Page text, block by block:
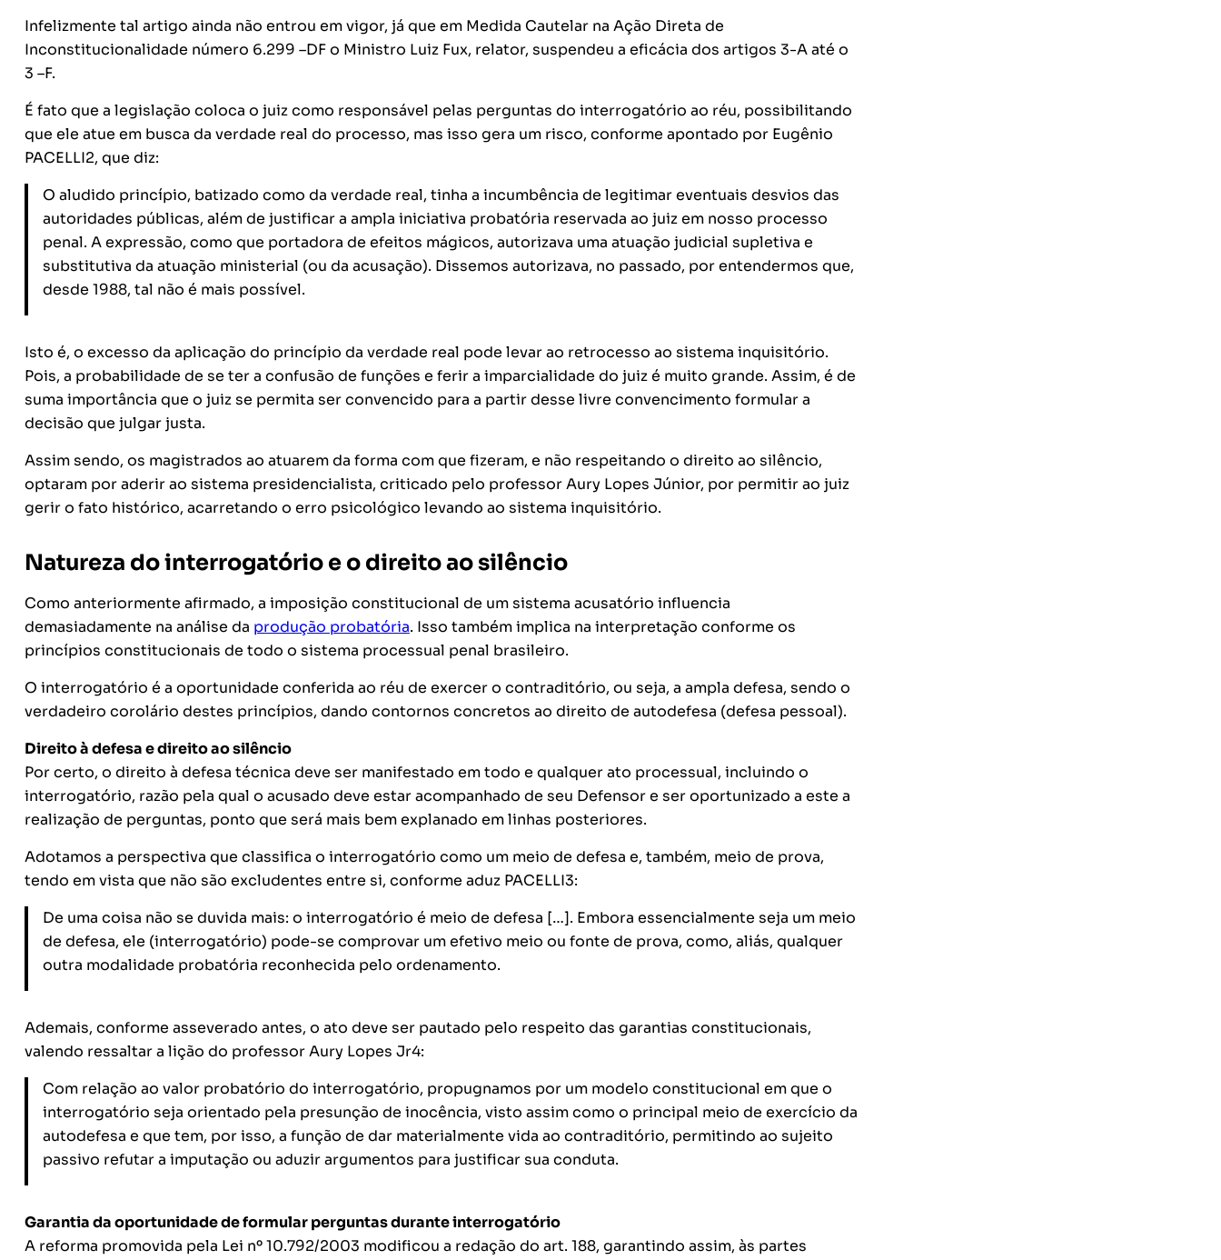
Infelizmente tal artigo ainda não entrou em vigor, já que em Medida Cautelar na Ação Direta de
Inconstitucionalidade número 6.299 –DF o Ministro Luiz Fux, relator, suspendeu a eficácia dos artigos 3-A até o
3 –F.
É fato que a legislação coloca o juiz como responsável pelas perguntas do interrogatório ao réu, possibilitando
que ele atue em busca da verdade real do processo, mas isso gera um risco, conforme apontado por Eugênio
PACELLI2, que diz:
O aludido princípio, batizado como da verdade real, tinha a incumbência de legitimar eventuais desvios das
autoridades públicas, além de justificar a ampla iniciativa probatória reservada ao juiz em nosso processo
penal. A expressão, como que portadora de efeitos mágicos, autorizava uma atuação judicial supletiva e
substitutiva da atuação ministerial (ou da acusação). Dissemos autorizava, no passado, por entendermos que,
desde 1988, tal não é mais possível.
Isto é, o excesso da aplicação do princípio da verdade real pode levar ao retrocesso ao sistema inquisitório.
Pois, a probabilidade de se ter a confusão de funções e ferir a imparcialidade do juiz é muito grande. Assim, é de
suma importância que o juiz se permita ser convencido para a partir desse livre convencimento formular a
decisão que julgar justa.
Assim sendo, os magistrados ao atuarem da forma com que fizeram, e não respeitando o direito ao silêncio,
optaram por aderir ao sistema presidencialista, criticado pelo professor Aury Lopes Júnior, por permitir ao juiz
gerir o fato histórico, acarretando o erro psicológico levando ao sistema inquisitório.
Natureza do interrogatório e o direito ao silêncio
Como anteriormente afirmado, a imposição constitucional de um sistema acusatório influencia
demasiadamente na análise da produção probatória. Isso também implica na interpretação conforme os
princípios constitucionais de todo o sistema processual penal brasileiro.
O interrogatório é a oportunidade conferida ao réu de exercer o contraditório, ou seja, a ampla defesa, sendo o
verdadeiro corolário destes princípios, dando contornos concretos ao direito de autodefesa (defesa pessoal).
Direito à defesa e direito ao silêncio
Por certo, o direito à defesa técnica deve ser manifestado em todo e qualquer ato processual, incluindo o
interrogatório, razão pela qual o acusado deve estar acompanhado de seu Defensor e ser oportunizado a este a
realização de perguntas, ponto que será mais bem explanado em linhas posteriores.
Adotamos a perspectiva que classifica o interrogatório como um meio de defesa e, também, meio de prova,
tendo em vista que não são excludentes entre si, conforme aduz PACELLI3:
De uma coisa não se duvida mais: o interrogatório é meio de defesa […]. Embora essencialmente seja um meio
de defesa, ele (interrogatório) pode-se comprovar um efetivo meio ou fonte de prova, como, aliás, qualquer
outra modalidade probatória reconhecida pelo ordenamento.
Ademais, conforme asseverado antes, o ato deve ser pautado pelo respeito das garantias constitucionais,
valendo ressaltar a lição do professor Aury Lopes Jr4:
Com relação ao valor probatório do interrogatório, propugnamos por um modelo constitucional em que o
interrogatório seja orientado pela presunção de inocência, visto assim como o principal meio de exercício da
autodefesa e que tem, por isso, a função de dar materialmente vida ao contraditório, permitindo ao sujeito
passivo refutar a imputação ou aduzir argumentos para justificar sua conduta.
Garantia da oportunidade de formular perguntas durante interrogatório
A reforma promovida pela Lei nº 10.792/2003 modificou a redação do art. 188, garantindo assim, às partes